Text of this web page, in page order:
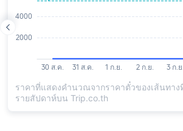
ราคาที่แสดงคำนวณจากราคาตั๋วของเส้นทาง
รายสัปดาห์บน Trip.co.th